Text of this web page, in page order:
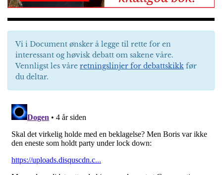
Vi i Document ønsker å legge til rette for en
interessant og høvisk debatt om sakene våre.
Vennligst les våre retningslinjer for debattskikk før
du deltar.